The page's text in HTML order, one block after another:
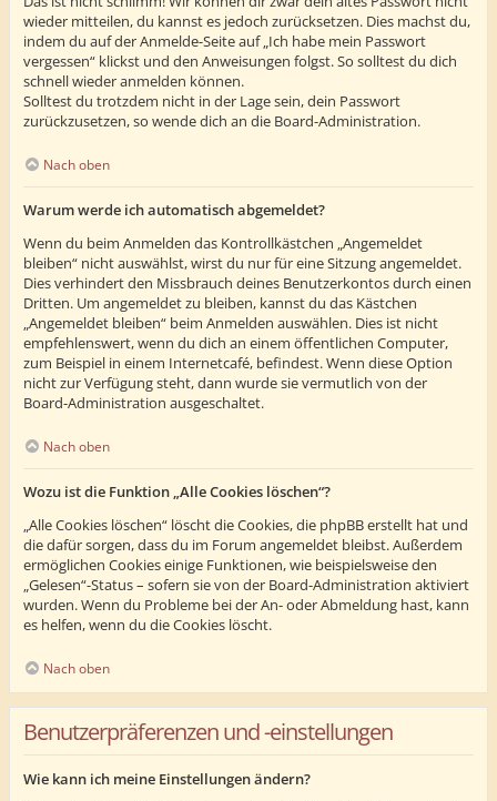
wieder mitteilen, du kannst es jedoch zurücksetzen. Dies machst du,
indem du auf der Anmelde-Seite auf „Ich habe mein Passwort
vergessen“ klickst und den Anweisungen folgst. So solltest du dich
schnell wieder anmelden können.
Solltest du trotzdem nicht in der Lage sein, dein Passwort
zurückzusetzen, so wende dich an die Board-Administration.
Nach oben
Warum werde ich automatisch abgemeldet?
Wenn du beim Anmelden das Kontrollkästchen „Angemeldet
bleiben“ nicht auswählst, wirst du nur für eine Sitzung angemeldet.
Dies verhindert den Missbrauch deines Benutzerkontos durch einen
Dritten. Um angemeldet zu bleiben, kannst du das Kästchen
„Angemeldet bleiben“ beim Anmelden auswählen. Dies ist nicht
empfehlenswert, wenn du dich an einem öffentlichen Computer,
zum Beispiel in einem Internetcafé, befindest. Wenn diese Option
nicht zur Verfügung steht, dann wurde sie vermutlich von der
Board-Administration ausgeschaltet.
Nach oben
Wozu ist die Funktion „Alle Cookies löschen“?
„Alle Cookies löschen“ löscht die Cookies, die phpBB erstellt hat und
die dafür sorgen, dass du im Forum angemeldet bleibst. Außerdem
ermöglichen Cookies einige Funktionen, wie beispielsweise den
„Gelesen“-Status – sofern sie von der Board-Administration aktiviert
wurden. Wenn du Probleme bei der An- oder Abmeldung hast, kann
es helfen, wenn du die Cookies löscht.
Nach oben
Benutzerpräferenzen und -einstellungen
Wie kann ich meine Einstellungen ändern?